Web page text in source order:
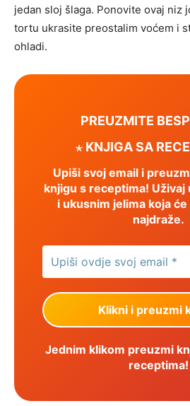
jedan sloj šlaga. Ponovite ovaj niz
tortu ukrasite preostalim voćem i
ohladi.
PREUZMITE
⋆ KNJIGA SA
Upiši svoj email i
knjigu s receptima! Uživaj
i ukusnim jelima koja
najdraže.
Jednim klikom preuzmi
receptima!